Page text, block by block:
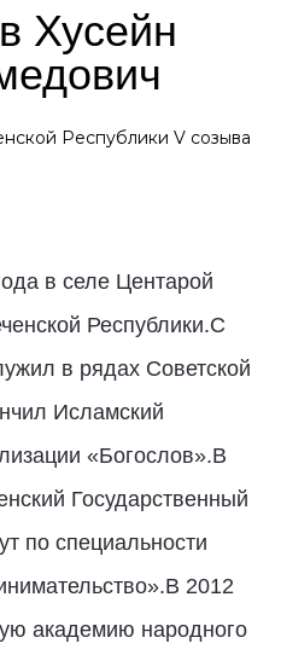
Хусейн
Республики V созыва
в селе Центарой
Республики.С
в рядах Советской
Исламский
«Богослов».В
Государственный
по специальности
2012
академию народного